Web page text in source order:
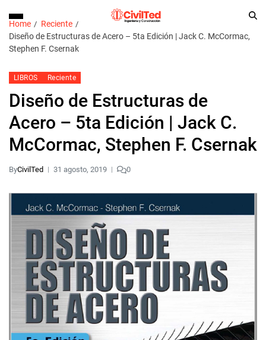
Home
Reciente
Diseño de Estructuras de Acero – 5ta Edición | Jack C. McCormac,
Stephen F. Csernak
LIBROS Reciente
Diseño de Estructuras de
Acero – 5ta Edición | Jack C.
McCormac, Stephen F. Csernak
ByCivilTed 31 agosto, 2019 0